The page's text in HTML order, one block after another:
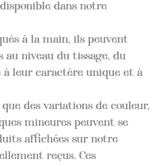
dans notre
à la main, ils peuvent
niveau du tissage, du
leur caractère unique et à
des variations de couleur,
mineures peuvent se
affichées sur notre
reçus. Ces